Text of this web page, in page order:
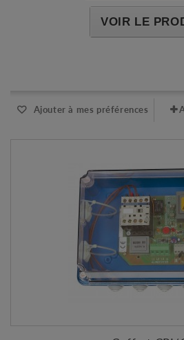
VOIR LE
Ajouter à mes préférences